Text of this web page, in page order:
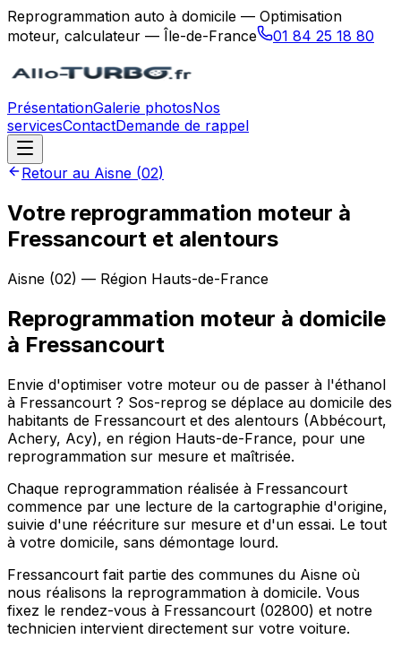
Reprogrammation auto à domicile — Optimisation
moteur, calculateur — Île-de-France
01 84 25 18 80
PrésentationGalerie photosNos
servicesContactDemande de rappel
Retour au Aisne (02)
Votre reprogrammation moteur à
Fressancourt et alentours
Aisne (02) — Région Hauts-de-France
Reprogrammation moteur à domicile
à Fressancourt
Envie d'optimiser votre moteur ou de passer à l'éthanol
à Fressancourt ? Sos-reprog se déplace au domicile des
habitants de Fressancourt et des alentours (Abbécourt,
Achery, Acy), en région Hauts-de-France, pour une
reprogrammation sur mesure et maîtrisée.
Chaque reprogrammation réalisée à Fressancourt
commence par une lecture de la cartographie d'origine,
suivie d'une réécriture sur mesure et d'un essai. Le tout
à votre domicile, sans démontage lourd.
Fressancourt fait partie des communes du Aisne où
nous réalisons la reprogrammation à domicile. Vous
fixez le rendez-vous à Fressancourt (02800) et notre
technicien intervient directement sur votre voiture.